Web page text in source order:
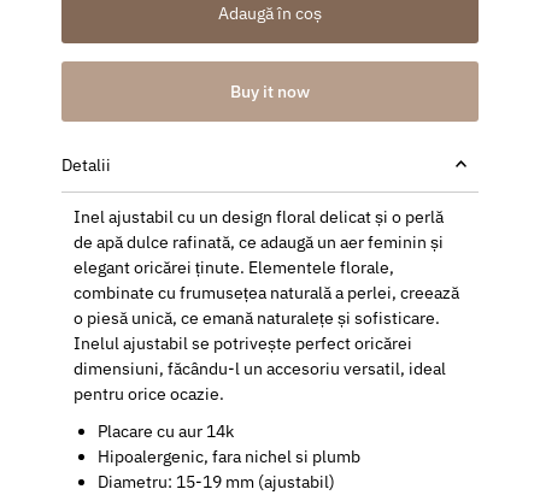
Adaugă în coș
Buy it now
Detalii
Inel ajustabil cu un design floral delicat și o perlă
de apă dulce rafinată, ce adaugă un aer feminin și
elegant oricărei ținute. Elementele florale,
combinate cu frumusețea naturală a perlei, creează
o piesă unică, ce emană naturalețe și sofisticare.
Inelul ajustabil se potrivește perfect oricărei
dimensiuni, făcându-l un accesoriu versatil, ideal
pentru orice ocazie.
Placare cu aur 14k
Hipoalergenic, fara nichel si plumb
Diametru: 15-19 mm (ajustabil)